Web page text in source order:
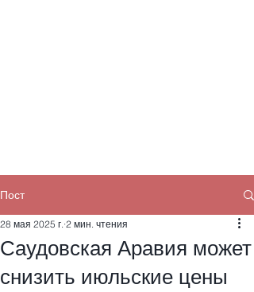
Пост
Саудовская Аравия может
снизить июльские цены
28 мая 2025 г. 2 мин. чтения